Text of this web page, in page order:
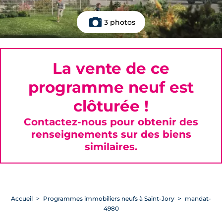
3 photos
Accueil Programmes immobiliers neufs à Saint-Jory
mandat-
4980
La vente de ce
programme neuf est
clôturée !
Contactez-nous pour obtenir des
renseignements sur des biens
similaires.